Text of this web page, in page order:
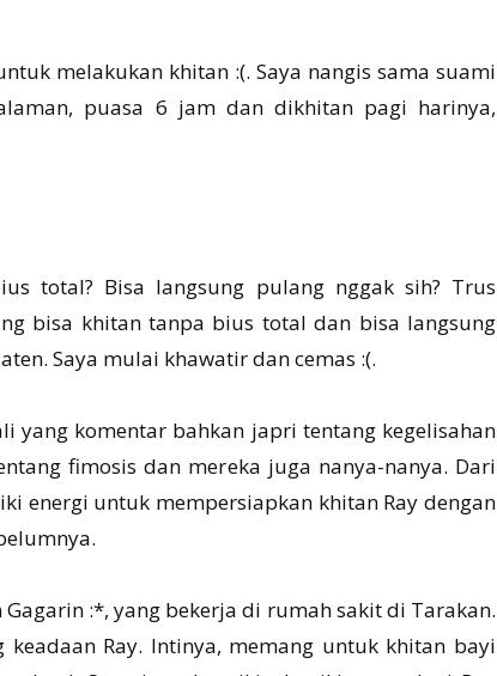
melakukan khitan :(. Saya nangis sama suami
puasa 6 jam dan dikhitan pagi harinya,
total? Bisa langsung pulang nggak sih? Trus
bisa khitan tanpa bius total dan bisa langsung
Saya mulai khawatir dan cemas :(.
yang komentar bahkan japri tentang kegelisahan
fimosis dan mereka juga nanya-nanya. Dari
energi untuk mempersiapkan khitan Ray dengan
:*, yang bekerja di rumah sakit di Tarakan.
Ray. Intinya, memang untuk khitan bayi